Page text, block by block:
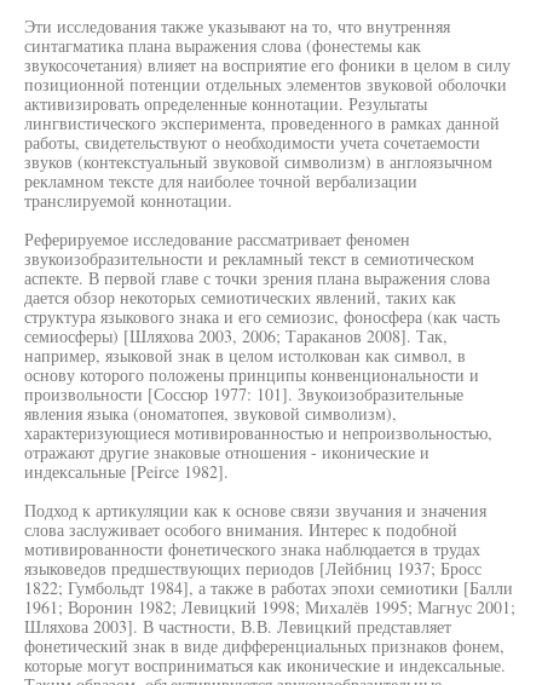
Эти исследования также указывают на то, что внутренняя
синтагматика плана выражения слова (фонестемы как
звукосочетания) влияет на восприятие его фоники в целом в силу
позиционной потенции отдельных элементов звуковой оболочки
активизировать определенные коннотации. Результаты
лингвистического эксперимента, проведенного в рамках данной
работы, свидетельствуют о необходимости учета сочетаемости
звуков (контекстуальный звуковой символизм) в англоязычном
рекламном тексте для наиболее точной вербализации
транслируемой коннотации.
Реферируемое исследование рассматривает феномен
звукоизобразительности и рекламный текст в семиотическом
аспекте. В первой главе с точки зрения плана выражения слова
дается обзор некоторых семиотических явлений, таких как
структура языкового знака и его семиозис, фоносфера (как часть
семиосферы) [Шляхова 2003, 2006; Тараканов 2008]. Так,
например, языковой знак в целом истолкован как символ, в
основу которого положены принципы конвенциональности и
произвольности [Соссюр 1977: 101]. Звукоизобразительные
явления языка (ономатопея, звуковой символизм),
характеризующиеся мотивированностью и непроизвольностью,
отражают другие знаковые отношения - иконические и
индексальные [Peirce 1982].
Подход к артикуляции как к основе связи звучания и значения
слова заслуживает особого внимания. Интерес к подобной
мотивированности фонетического знака наблюдается в трудах
языковедов предшествующих периодов [Лейбниц 1937; Бросс
1822; Гумбольдт 1984], а также в работах эпохи семиотики [Балли
1961; Воронин 1982; Левицкий 1998; Михалёв 1995; Магнус 2001;
Шляхова 2003]. В частности, В.В. Левицкий представляет
фонетический знак в виде дифференциальных признаков фонем,
которые могут восприниматься как иконические и индексальные.